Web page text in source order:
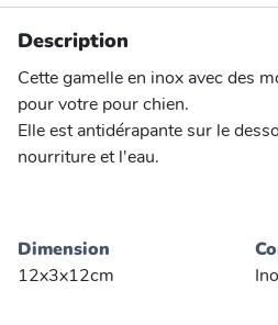
Description
Cette gamelle en inox avec des
pour votre pour chien.
Elle est antidérapante sur le
nourriture et l'eau.
Dimension
12x3x12cm